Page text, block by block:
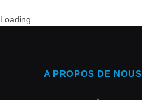
Loading...
A PROPOS DE NOUS